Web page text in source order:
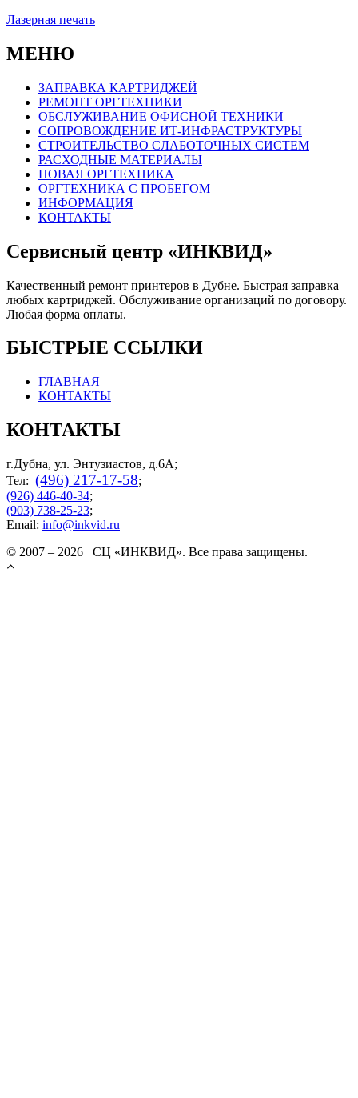
Лазерная печать
МЕНЮ
ЗАПРАВКА КАРТРИДЖЕЙ
РЕМОНТ ОРГТЕХНИКИ
ОБСЛУЖИВАНИЕ ОФИСНОЙ ТЕХНИКИ
СОПРОВОЖДЕНИЕ ИТ-ИНФРАСТРУКТУРЫ
СТРОИТЕЛЬСТВО СЛАБОТОЧНЫХ СИСТЕМ
РАСХОДНЫЕ МАТЕРИАЛЫ
НОВАЯ ОРГТЕХНИКА
ОРГТЕХНИКА С ПРОБЕГОМ
ИНФОРМАЦИЯ
КОНТАКТЫ
Сервисный центр «ИНКВИД»
Качественный ремонт принтеров в Дубне. Быстрая заправка
любых картриджей. Обслуживание организаций по договору.
Любая форма оплаты.
БЫСТРЫЕ ССЫЛКИ
ГЛАВНАЯ
КОНТАКТЫ
КОНТАКТЫ
г.Дубна, ул. Энтузиастов, д.6А;
Тел: (496) 217-17-58;
(926) 446-40-34;
(903) 738-25-23;
Email: info@inkvid.ru
© 2007 – 2026 СЦ «ИНКВИД». Все права защищены.